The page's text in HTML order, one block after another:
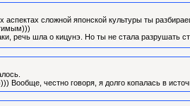
сложной японской культуры ты
речь шла о кицунэ. Но ты не стала разрушать
Вообще, честно говоря, я долго копалась в